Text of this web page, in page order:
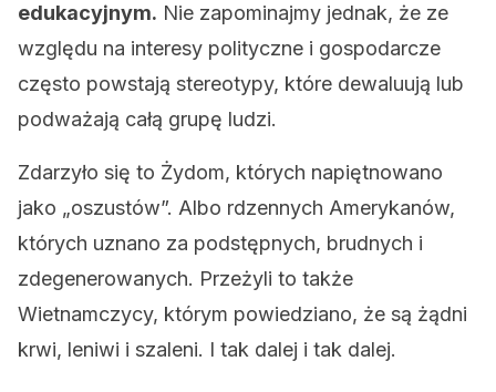
edukacyjnym. Nie zapominajmy jednak, że ze
względu na interesy polityczne i gospodarcze
często powstają stereotypy, które dewaluują lub
podważają całą grupę ludzi.
Zdarzyło się to Żydom, których napiętnowano
jako „oszustów”. Albo rdzennych Amerykanów,
których uznano za podstępnych, brudnych i
zdegenerowanych. Przeżyli to także
Wietnamczycy, którym powiedziano, że są żądni
krwi, leniwi i szaleni. I tak dalej i tak dalej.